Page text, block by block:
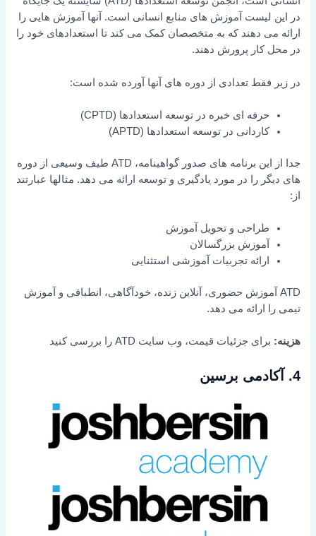
در این لیست آموزش های منابع انسانی است. آنها آموزش هایی را
ارائه می دهند که به متخصصان کمک می کند تا استعدادهای خود را
در محل کار پرورش دهند.
در زیر فقط تعدادی از دوره های آنها آورده شده است:
حرفه ای خبره در توسعه استعدادها (CPTD)
کاردانی در توسعه استعدادها (APTD)
جدا از این برنامه های صدور گواهینامه، ATD طیف وسیعی از دوره
های دیگر را در مورد یادگیری و توسعه ارائه می دهد. مثالها عبارتند
از:
طراحی و تحویل آموزش
آموزش بزرگسالان
ارائه تجربیات آموزشی استثنایی
ATD آموزش حضوری، آنلاین زنده، خودآگاهی، انطباقی و آموزش
تیمی را ارائه می دهد.
هزینه: برای جزئیات قیمت، وب سایت ATD را بررسی کنید
4. آکادمی برسین